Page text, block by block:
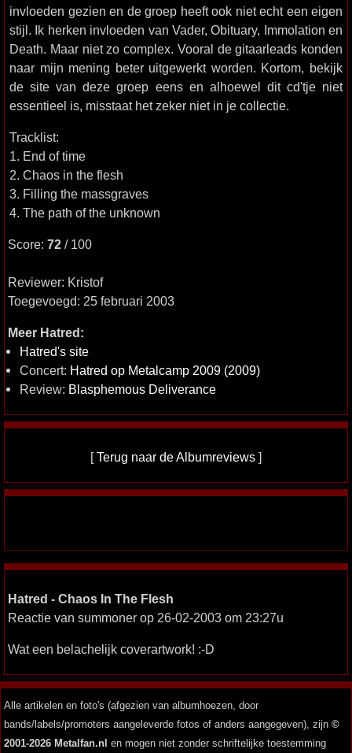
invloeden gezien en de groep heeft ook niet echt een eigen
stijl. Ik herken invloeden van Vader, Obituary, Immolation en
Death. Maar niet zo complex. Vooral de gitaarleads konden
naar mijn mening beter uitgewerkt worden. Kortom, bekijk
de site van deze groep eens en alhoewel dit cd'tje niet
essentieel is, misstaat het zeker niet in je collectie.
Tracklist:
1. End of time
2. Chaos in the flesh
3. Filling the massgraves
4. The path of the unknown
Score: 72 / 100
Reviewer: Kristof
Toegevoegd: 25 februari 2003
Meer Hatred:
Hatred's site
Concert: Hatred op Metalcamp 2009 (2009)
Review: Blasphemous Deliverance
[Terug naar de Albumreviews ]
Hatred - Chaos In The Flesh
Reactie van summoner op 26-02-2003 om 23:27u
Wat een belachelijk coverartwork! :-D
Alle artikelen en foto's (afgezien van albumhoezen, door
bands/labels/promoters aangeleverde fotos of anders aangegeven), zijn ©
2001-2026 Metalfan.nl en mogen niet zonder schriftelijke toestemming